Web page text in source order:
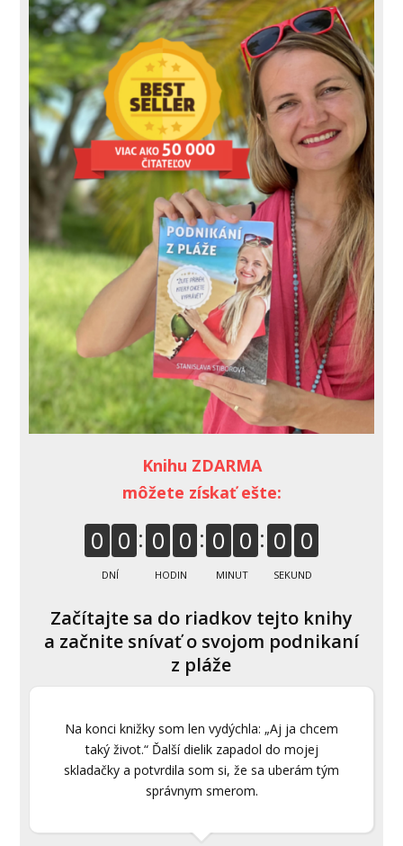
Knihu ZDARMA
môžete získať ešte:
0 0
DNÍ
0 0
HODIN
0 0
MINUT
0 0
SEKUND
Začítajte sa do riadkov tejto knihy
a začnite snívať o svojom podnikaní
z pláže
Na konci knižky som len vydýchla: „Aj ja chcem
taký život.“ Ďalší dielik zapadol do mojej
skladačky a potvrdila som si, že sa uberám tým
správnym smerom.